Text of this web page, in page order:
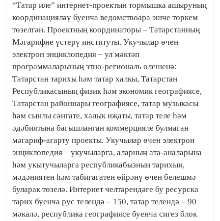
“Татар иле” интернет-проектын тормышка ашыруның
координацияләү буенча ведомствоара эшче төркем
төзелгән. Проектның координаторы – Татарстанның
Мәгарифне үстерү институты. Укучылар өчен
электрон энциклопедия – ул мәктәп
программаларының этно-региональ өлешенә:
Татарстан тарихы һәм татар халкы, Татарстан
Республикасының физик һәм экономик географиясе,
Татарстан районнары географиясе, татар музыкасы
һәм сынлы сәнгате, халык иҗаты, татар теле һәм
әдәбиятына багышланган коммерцияле булмаган
мәгариф-агарту проекты. Укучылар өчен электрон
энциклопедия – укучыларга, аларның ата-аналарына
һәм укытучыларга республикабызның тарихын,
мәдәниятен һәм табигагатен өйрәнү өчен белешмә
буларак төзелә. Интернет челтәрендәге бу ресурска
тарих буенча рус телендә – 150, татар телендә – 90
мәкалә, республика географиясе буенча сигез блок